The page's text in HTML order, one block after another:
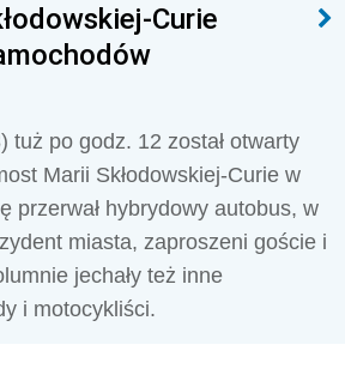
Curie
tuż po godz. 12 został otwarty
Marii Skłodowskiej-Curie w
przerwał hybrydowy autobus, w
miasta, zaproszeni goście i
jechały też inne
i motocykliści.